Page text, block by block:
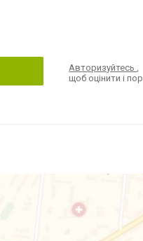
Авторизуйтесь,
щоб оцінити і